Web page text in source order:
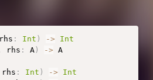
: Int ) -> Int
rhs : A ) ->
rhs : Int ) -> Int